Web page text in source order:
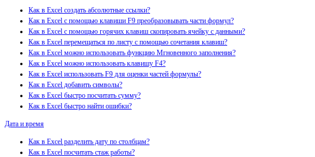
Как в Excel создать абсолютные ссылки?
Как в Excel с помощью клавиши F9 преобразовывать части формул?
Как в Excel с помощью горячих клавиш скопировать ячейку с данными?
Как в Excel перемещаться по листу с помощью сочетания клавиш?
Как в Excel можно использовать функцию Мгновенного заполнения?
Как в Excel можно использовать клавишу F4?
Как в Excel использовать F9 для оценки частей формулы?
Как в Excel добавить символы?
Как в Excel быстро посчитать сумму?
Как в Excel быстро найти ошибки?
Дата и время
Как в Excel разделить дату по столбцам?
Как в Excel посчитать стаж работы?